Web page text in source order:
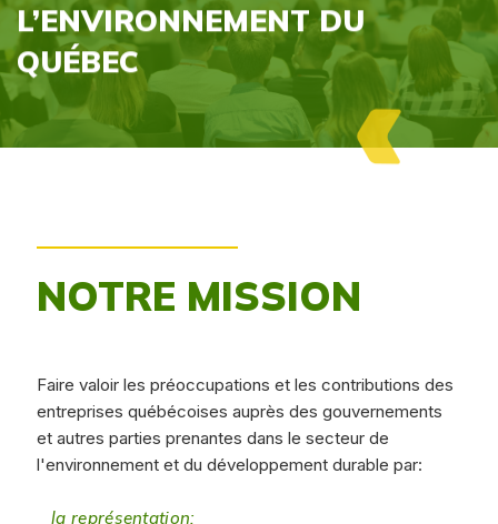
L’ENVIRONNEMENT DU
QUÉBEC
NOTRE MISSION
Faire valoir les préoccupations et les contributions des
entreprises québécoises auprès des gouvernements
et autres parties prenantes dans le secteur de
l'environnement et du développement durable par:
la représentation;